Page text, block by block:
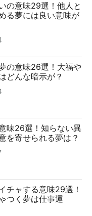
の意味29選！他人と
る夢には良い意味が
の意味26選！大福や
どんな暗示が？
味26選！知らない異
を寄せられる夢は？
チャする意味29選！
つく夢は仕事運